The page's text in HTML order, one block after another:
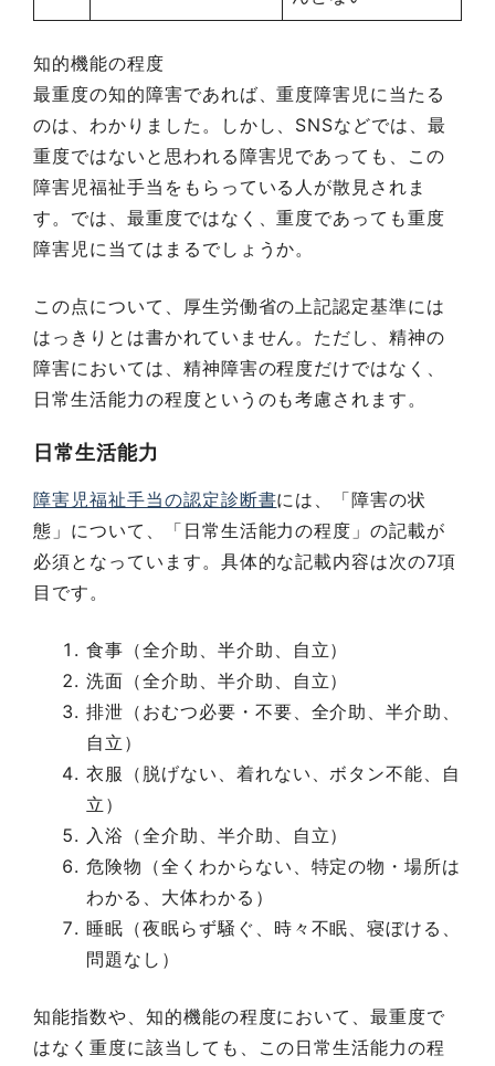
知的機能の程度
最重度の知的障害であれば、重度障害児に当たる
のは、わかりました。しかし、SNSなどでは、最
重度ではないと思われる障害児であっても、この
障害児福祉手当をもらっている人が散見されま
す。では、最重度ではなく、重度であっても重度
障害児に当てはまるでしょうか。
この点について、厚生労働省の上記認定基準には
はっきりとは書かれていません。ただし、精神の
障害においては、精神障害の程度だけではなく、
日常生活能力の程度というのも考慮されます。
日常生活能力
障害児福祉手当の認定診断書には、「障害の状
態」について、「日常生活能力の程度」の記載が
必須となっています。具体的な記載内容は次の7項
目です。
食事（全介助、半介助、自立）
洗面（全介助、半介助、自立）
排泄（おむつ必要・不要、全介助、半介助、
自立）
衣服（脱げない、着れない、ボタン不能、自
立）
入浴（全介助、半介助、自立）
危険物（全くわからない、特定の物・場所は
わかる、大体わかる）
睡眠（夜眠らず騒ぐ、時々不眠、寝ぼける、
問題なし）
知能指数や、知的機能の程度において、最重度で
はなく重度に該当しても、この日常生活能力の程